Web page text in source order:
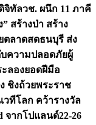
จิทัลวช. ผนึก 11 ภาคี
สร้างป่า สร้าง
ตลาดสดธนบุรี ส่ง
ความปลอดภัยผู้
ลองยอดฝีมือ
ชิงถ้วยพระราช
ทีโลก คว้ารางวัล
จากโปแลนด์22-26